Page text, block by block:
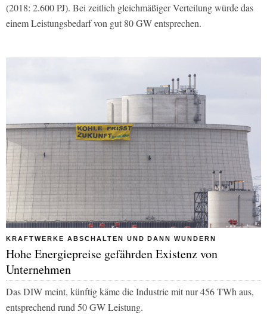
(2018: 2.600 PJ). Bei zeitlich gleichmäßiger Verteilung würde das
einem Leistungsbedarf von gut 80 GW entsprechen.
KRAFTWERKE ABSCHALTEN UND DANN WUNDERN
Hohe Energiepreise gefährden Existenz von
Unternehmen
Das DIW meint, künftig käme die Industrie mit nur 456 TWh aus,
entsprechend rund 50 GW Leistung.